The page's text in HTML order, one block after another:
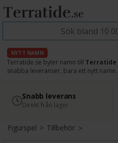
NYTT NAMN
Terratide.se byter namn till Terratide
snabba leveranser, bara ett nytt namn.
4.8
Läs omdömen på Google
Snabb leverans
Direkt från lager
Figurspel>Tillbehör